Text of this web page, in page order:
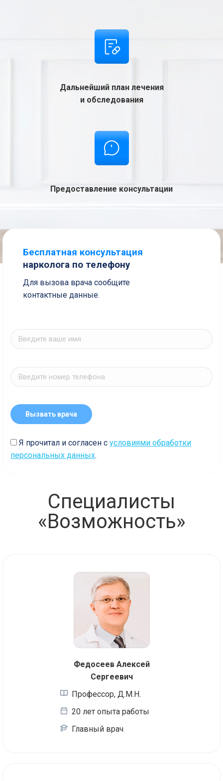
Дальнейший план лечения
и обследования
Предоставление консультации
Бесплатная консультация
нарколога по телефону
Для вызова врача сообщите
контактные данные.
Я прочитал и согласен с условиями обработки
персональных данных.
Специалисты
«Возможность»
Федосеев Алексей
Сергеевич
Профессор, Д.М.Н.
20 лет опыта работы
Главный врач